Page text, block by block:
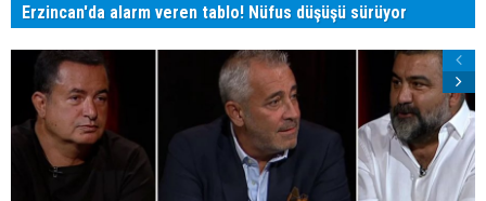
Erzincan'da alarm veren tablo! Nüfus düşüşü sürüyor